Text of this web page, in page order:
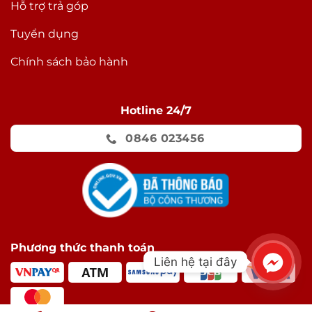
iPhone 12 có màn hình 6,1 inch độ phân giải 1170 x
2532 pixel (tỷ lệ khung hình 19,5: 9). Vì thế, mật độ
so với 324 PPI trên iPhone 11.
Màn hình iPhone 12 hiện được bảo vệ với lớp kính
hợp tác của Apple và Corning. Lớp kính này bao
gồm các tinh thể gốm sứ nano được tích hợp
bên trong, giúp cho Apple khẳng định chiếc
iPhone này sở hữu “mặt kính smartphone bền
Hỗ trợ trả góp
Tuyển dụng
Chính sách bảo hành
Hotline 24/7
0846 023456
Phương thức thanh toán
Liên hệ tại đây